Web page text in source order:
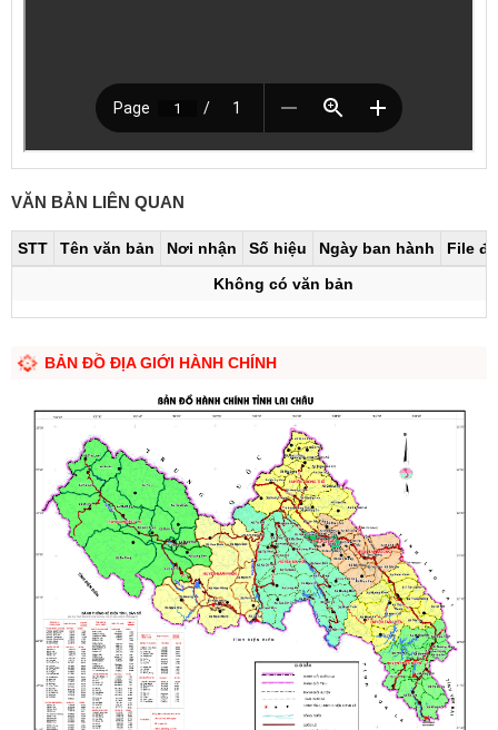
VĂN BẢN LIÊN QUAN
STT Tên văn bản Nơi nhận Số hiệu Ngày ban hành
File
Không có văn bản
BẢN ĐỒ ĐỊA GIỚI HÀNH CHÍNH